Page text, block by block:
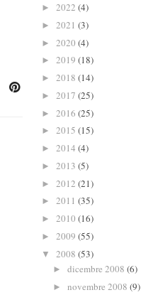
► 2022 (4)
► 2021 (3)
► 2020 (4)
► 2019 (18)
► 2018 (14)
► 2017 (25)
► 2016 (25)
► 2015 (15)
► 2014 (4)
► 2013 (5)
► 2012 (21)
► 2011 (35)
► 2010 (16)
► 2009 (55)
▼ 2008 (53)
► dicembre 2008 (6)
► novembre 2008 (9)